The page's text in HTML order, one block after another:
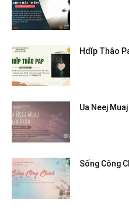
Hdĭp Thâo
Ua Neej
Sống Công